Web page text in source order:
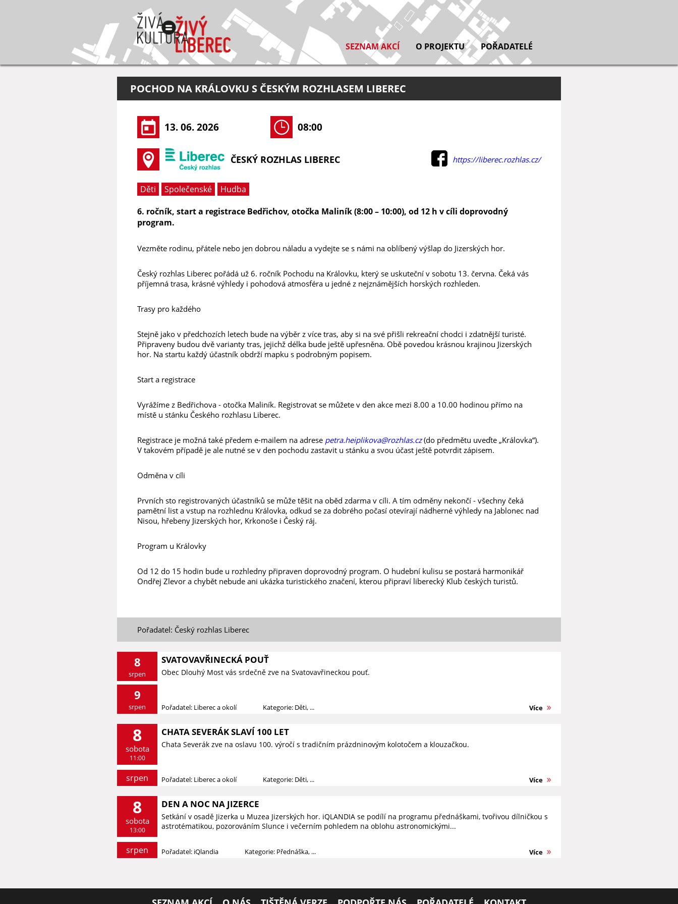
SEZNAM AKCÍ O PROJEKTU POŘADATELÉ
POCHOD NA KRÁLOVKU S ČESKÝM ROZHLASEM LIBEREC
13. 06. 2026 08:00
ČESKÝ ROZHLAS LIBEREC https://liberec.rozhlas.cz/
Děti Společenské
Hudba
6. ročník, start a registrace Bedřichov, otočka Maliník (8:00 – 10:00), od 12 h v cíli doprovodný
program.
Vezměte rodinu, přátele nebo jen dobrou náladu a vydejte se s námi na oblíbený výšlap do Jizerských hor.
Český rozhlas Liberec pořádá už 6. ročník Pochodu na Královku, který se uskuteční v sobotu 13. června. Čeká vás
příjemná trasa, krásné výhledy i pohodová atmosféra u jedné z nejznámějších horských rozhleden.
Trasy pro každého
Stejně jako v předchozích letech bude na výběr z více tras, aby si na své přišli rekreační chodci i zdatnější turisté.
Připraveny budou dvě varianty tras, jejichž délka bude ještě upřesněna. Obě povedou krásnou krajinou Jizerských
hor. Na startu každý účastník obdrží mapku s podrobným popisem.
Start a registrace
Vyrážíme z Bedřichova - otočka Maliník. Registrovat se můžete v den akce mezi 8.00 a 10.00 hodinou přímo na
místě u stánku Českého rozhlasu Liberec.
Registrace je možná také předem e-mailem na adrese petra.heiplikova@rozhlas.cz(do předmětu uveďte „Královka“).
V takovém případě je ale nutné se v den pochodu zastavit u stánku a svou účast ještě potvrdit zápisem.
Odměna v cíli
Prvních sto registrovaných účastníků se může těšit na oběd zdarma v cíli. A tím odměny nekončí - všechny čeká
pamětní list a vstup na rozhlednu Královka, odkud se za dobrého počasí otevírají nádherné výhledy na Jablonec nad
Nisou, hřebeny Jizerských hor, Krkonoše i Český ráj.
Program u Královky
Od 12 do 15 hodin bude u rozhledny připraven doprovodný program. O hudební kulisu se postará harmonikář
Ondřej Zlevor a chybět nebude ani ukázka turistického značení, kterou připraví liberecký Klub českých turistů.
Pořadatel: Český rozhlas Liberec
8
srpen
9
srpen
SVATOVAVŘINECKÁ POUŤ
Obec Dlouhý Most vás srdečně zve na Svatovavřineckou pouť.
Pořadatel: Liberec a okolí Kategorie: Děti, ... Více
8
sobota
11:00
srpen
CHATA SEVERÁK SLAVÍ 100 LET
Chata Severák zve na oslavu 100. výročí s tradičním prázdninovým kolotočem a klouzačkou.
Pořadatel: Liberec a okolí Kategorie: Děti, ... Více
8
sobota
13:00
srpen
DEN A NOC NA JIZERCE
Setkání v osadě Jizerka u Muzea Jizerských hor. iQLANDIA se podílí na programu přednáškami, tvořivou dílničkou s
astrotématikou, pozorováním Slunce i večerním pohledem na oblohu astronomickými...
Pořadatel: iQlandia Kategorie: Přednáška, ... Více